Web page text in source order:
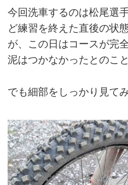
今回洗車するのは松尾選
ど練習を終えた直後の状
が、この日はコースが完
泥はつかなかったとのこと
でも細部をしっかり見て